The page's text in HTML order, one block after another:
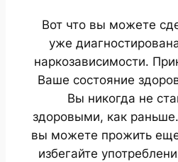
Вот что вы можете
уже
наркозависимости.
Ваше состояние
Вы никогда не
здоровыми, как
вы можете прожить
избегайте